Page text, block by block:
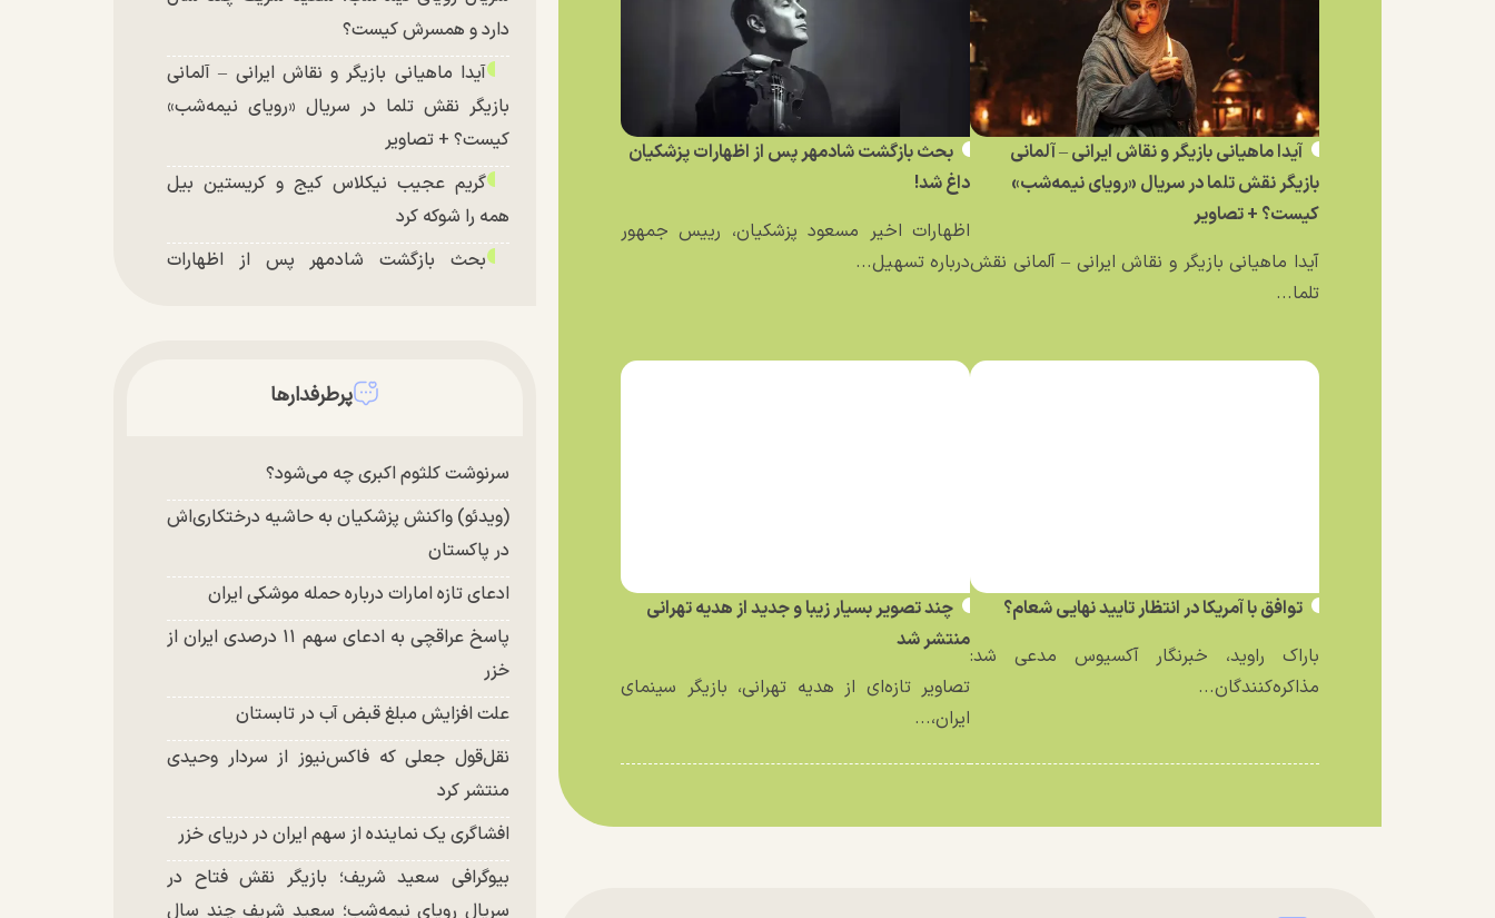
آیدا ماهیانی بازیگر و نقاش ایرانی – آلمانی
بازیگر نقش تلما در سریال «رویای نیمه‌شب»
کیست؟ + تصاویر
آیدا ماهیانی بازیگر و نقاش ایرانی – آلمانی نقش
تلما...
بحث بازگشت شادمهر پس از اظهارات پزشکیان
داغ شد!
اظهارات اخیر مسعود پزشکیان، رییس جمهور
درباره تسهیل...
توافق با آمریکا در انتظار تایید نهایی شعام؟
باراک راوید، خبرنگار آکسیوس مدعی شد:
مذاکره‌کنندگان...
چند تصویر بسیار زیبا و جدید از هدیه تهرانی
منتشر شد
تصاویر تازه‌ای از هدیه تهرانی، بازیگر سینمای
ایران،...
دارد و همسرش کیست؟
آیدا ماهیانی بازیگر و نقاش ایرانی – آلمانی
بازیگر نقش تلما در سریال «رویای نیمه‌شب»
کیست؟ + تصاویر
گریم عجیب نیکلاس کیج و کریستین بیل
همه را شوکه کرد
بحث بازگشت شادمهر پس از اظهارات
توافق با آمریکا در انتظار تایید نهایی شعام؟
منتشر شد
پرطرفدارها
سرنوشت کلثوم اکبری چه می‌شود؟
(ویدئو) واکنش پزشکیان به حاشیه درختکاری‌اش
در پاکستان
ادعای تازه امارات درباره حمله موشکی ایران
پاسخ عراقچی به ادعای سهم ۱۱ درصدی ایران از
خزر
علت افزایش مبلغ قبض آب در تابستان
نقل‌قول جعلی که فاکس‌نیوز از سردار وحیدی
منتشر کرد
افشاگری یک نماینده از سهم ایران در دریای خزر
بیوگرافی سعید شریف؛ بازیگر نقش فتاح در
سریال رویای نیمه‌شب؛ سعید شریف چند سال